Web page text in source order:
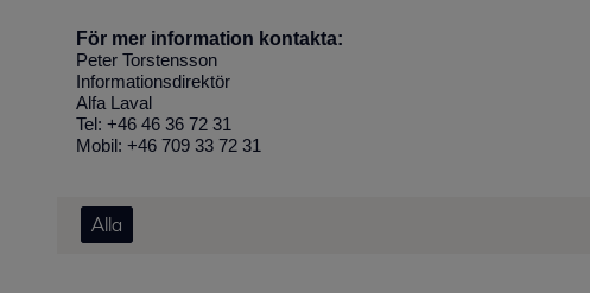
För mer information kontakta:
Peter Torstensson
Informationsdirektör
Alfa Laval
Tel: +46 46 36 72 31
Mobil: +46 709 33 72 31
Alla